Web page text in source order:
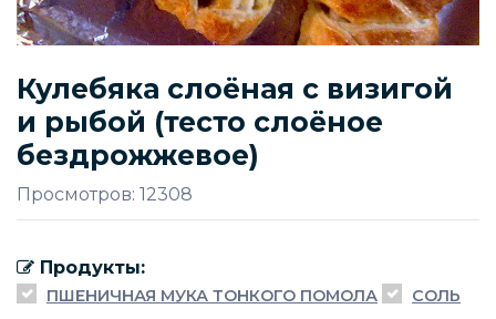
Кулебяка слоёная с визигой
и рыбой (тесто слоёное
бездрожжевое)
Просмотров: 12308
Продукты:
ПШЕНИЧНАЯ МУКА ТОНКОГО ПОМОЛА
СОЛЬ